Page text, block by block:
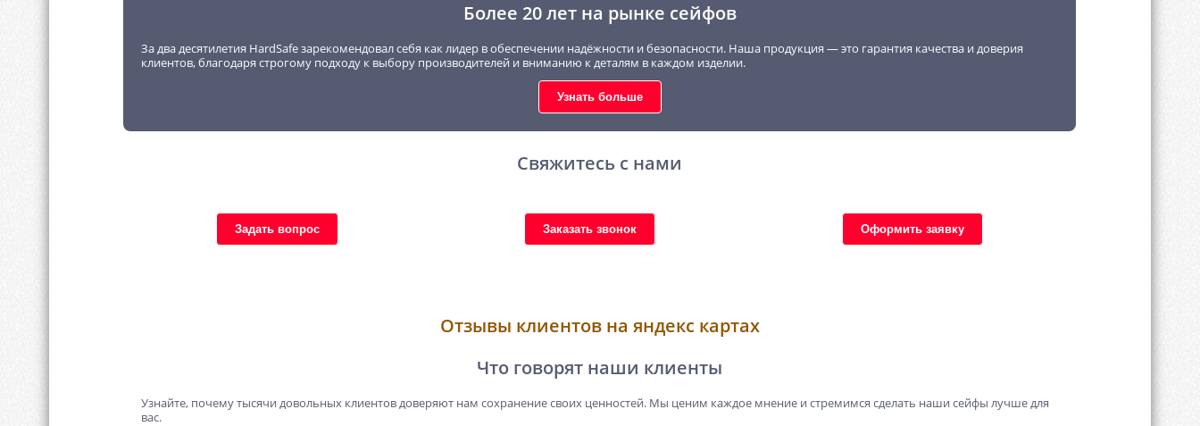
Более 20 лет на рынке сейфов
За два десятилетия HardSafe зарекомендовал себя как лидер в обеспечении надёжности и безопасности. Наша продукция — это гарантия качества и доверия
клиентов, благодаря строгому подходу к выбору производителей и вниманию к деталям в каждом изделии.
Узнать больше
Свяжитесь с нами
Задать вопрос Заказать звонок Оформить заявку
Отзывы клиентов на яндекс картах
Что говорят наши клиенты
Узнайте, почему тысячи довольных клиентов доверяют нам сохранение своих ценностей. Мы ценим каждое мнение и стремимся сделать наши сейфы лучше для
вас.